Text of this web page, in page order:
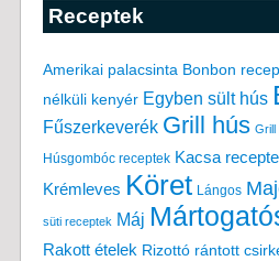
Receptek
Amerikai palacsinta Bonbon
nélküli kenyér Egyben sült hús
Fűszerkeverék Grill hús Grill
Húsgombóc receptek Kacsa
Krémleves Köret Lángos
süti receptek Máj
Rakott ételek Rizottó rántott